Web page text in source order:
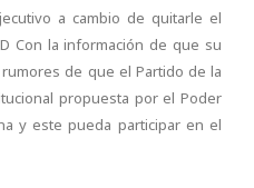
a cambio de quitarle el
Con la información de que su
de que el Partido de la
propuesta por el Poder
y este pueda participar en el